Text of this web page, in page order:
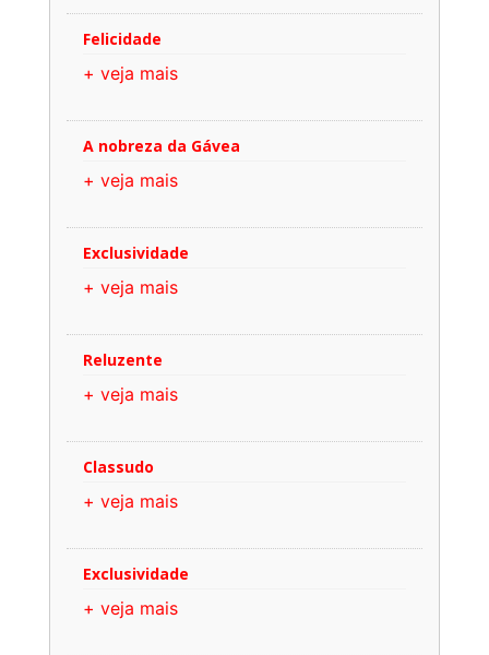
Felicidade
+ veja mais
A nobreza da Gávea
+ veja mais
Exclusividade
+ veja mais
Reluzente
+ veja mais
Classudo
+ veja mais
Exclusividade
+ veja mais